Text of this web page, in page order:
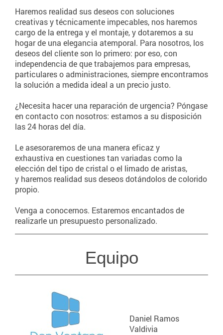
Haremos realidad sus deseos con soluciones
creativas y técnicamente impecables, nos haremos
cargo de la entrega y el montaje, y dotaremos a su
hogar de una elegancia atemporal. Para nosotros, los
deseos del cliente son lo primero: por eso, con
independencia de que trabajemos para empresas,
particulares o administraciones, siempre encontramos
la solución a medida ideal a un precio justo.
¿Necesita hacer una reparación de urgencia? Póngase
en contacto con nosotros: estamos a su disposición
las 24 horas del día.
Le asesoraremos de una manera eficaz y
exhaustiva en cuestiones tan variadas como la
elección del tipo de cristal o el limado de aristas,
y haremos realidad sus deseos dotándolos de colorido
propio.
Venga a conocernos. Estaremos encantados de
realizarle un presupuesto personalizado.
Equipo
Daniel Ramos
Valdivia